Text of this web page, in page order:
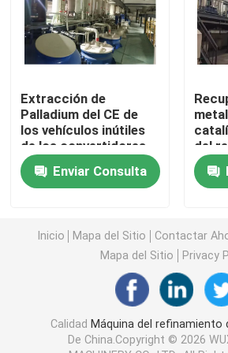
máquina de plata de la electrólisis
Torre de absorción de gas
Equipo del tratamiento del gas
Horno fusorio del oro de la
Horno de inducción de plata
Máquina de lanzamiento de plata
Máquina de bastidor de la barra
Extracción de
Palladium del CE de
los vehículos inútiles
de los convertidores
catalíticos
Enviar Consulta
del
Inicio Mapa del Sitio Contactar
Mapa del Sitio
Privacy
Calidad Máquina del refinamiento
De China.Copyright © 2026